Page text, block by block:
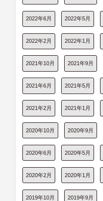
2022年6月 2022年5月
2022年2月 2022年1月
2021年10月 2021年9月
2021年6月 2021年5月
2021年2月 2021年1月
2020年10月 2020年9月
2020年6月 2020年5月
2020年2月 2020年1月
2019年10月 2019年9月